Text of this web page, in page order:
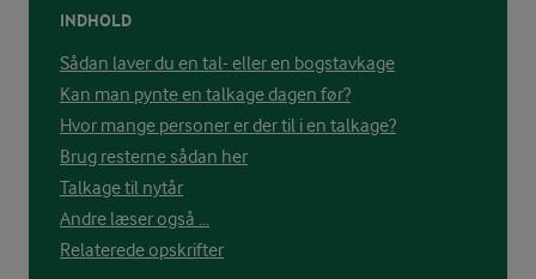
INDHOLD
Sådan laver du en tal- eller en bogstavkage
Kan man pynte en talkage dagen før?
Hvor mange personer er der til i en talkage?
Brug resterne sådan her
Talkage til nytår
Andre læser også ...
Relaterede opskrifter